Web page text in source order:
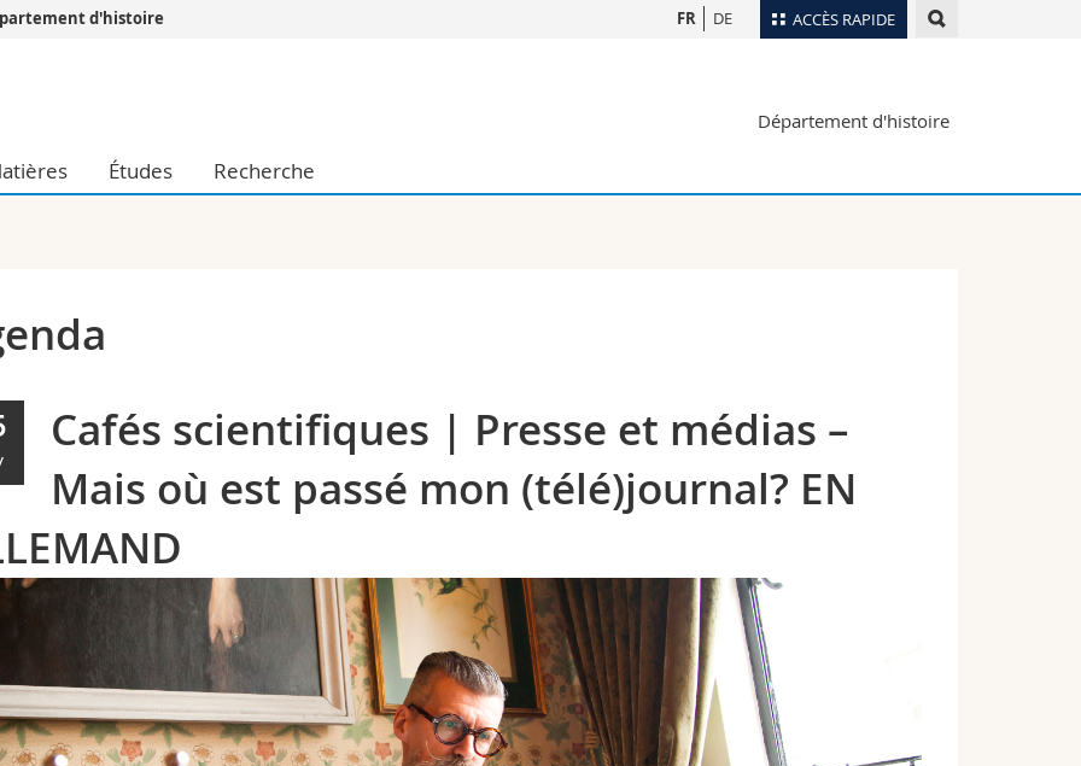
ACCÈS RAPIDE
et sociales et management
humaines
Chercheurs
Plan d'accès
Webmail
FR DE
d'histoire
Département d'histoire
Études Recherche
Cafés scientifiques | Presse et médias –
Mais où est passé mon (télé)journal? EN